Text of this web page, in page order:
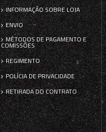
INFORMAÇÃO SOBRE LOJA
ENVIO
MÉTODOS DE PAGAMENTO E
COMISSÕES
REGIMENTO
POLÍCIA DE PRIVACIDADE
RETIRADA DO CONTRATO